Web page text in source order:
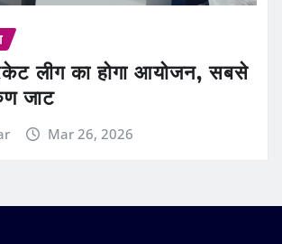
लीग का होगा आयोजन, सबसे
जाट
Mar 26, 2026